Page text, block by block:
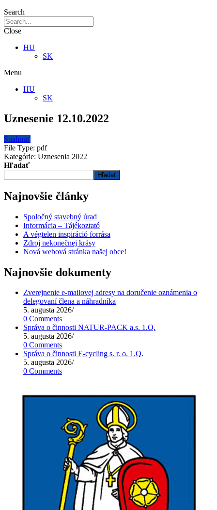
Search
Close
HU
SK
Menu
HU
SK
Uznesenie 12.10.2022
Stiahnuť
File Type: pdf
Kategórie: Uznesenia 2022
Hľadať
Hľadať
Najnovšie články
Spoločný stavebný úrad
Informácia – Tájékoztató
A végtelen inspiráció forrása
Zdroj nekonečnej krásy
Nová webová stránka našej obce!
Najnovšie dokumenty
Zverejnenie e-mailovej adresy na doručenie oznámenia o
delegovaní člena a náhradníka
5. augusta 2026/
0 Comments
Správa o činnosti NATUR-PACK a.s. 1.Q.
5. augusta 2026/
0 Comments
Správa o činnosti E-cycling s. r. o. 1.Q.
5. augusta 2026/
0 Comments